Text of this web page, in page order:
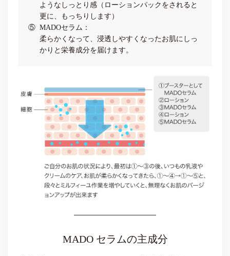
ようなしっとり感（ローションパックをされると
更に、もっちりします）
⑤ MADOセラム：
柔らかくなって、浸透しやすくなったお肌にしっ
かりと栄養成分を届けます。
MADO セラムの主成分